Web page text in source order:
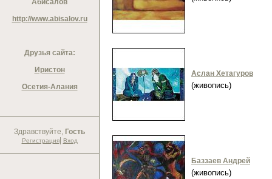
Абисалов
http://www.abisalov.ru
Друзья сайта:
Иристон
Осетия-Алания
Здравствуйте, Гость
Регистрация| Вход
Аслан Хетагуров
(живопись)
Баззаев Андрей
(живопись)